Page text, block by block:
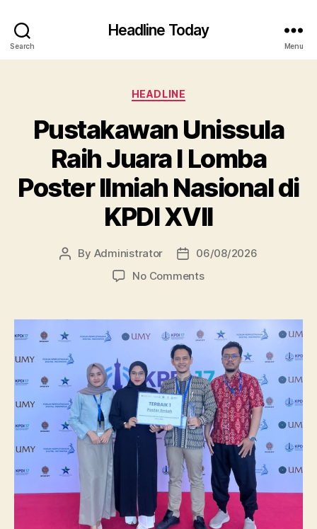
Search
Headline Today
Menu
Categories
HEADLINE
Pustakawan Unissula
Raih Juara I Lomba
Poster Ilmiah Nasional di
KPDI XVII
Post
By Administrator
Post06/08/2026
No Commentson
Raih
Juara
Lomba
Poster
Ilmiah
Nasional
di
KPDI
XVII